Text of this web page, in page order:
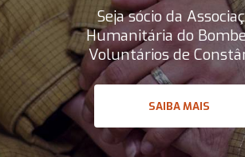
Seja sócio da
Humanitária do
Voluntários de
SAIBA MAIS